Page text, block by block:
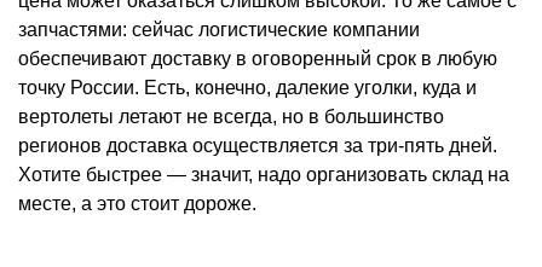
запчастями: сейчас логистические компании
обеспечивают доставку в оговоренный срок в любую
точку России. Есть, конечно, далекие уголки, куда и
вертолеты летают не всегда, но в большинство
регионов доставка осуществляется за три-пять дней.
Хотите быстрее — значит, надо организовать склад на
месте, а это стоит дороже.